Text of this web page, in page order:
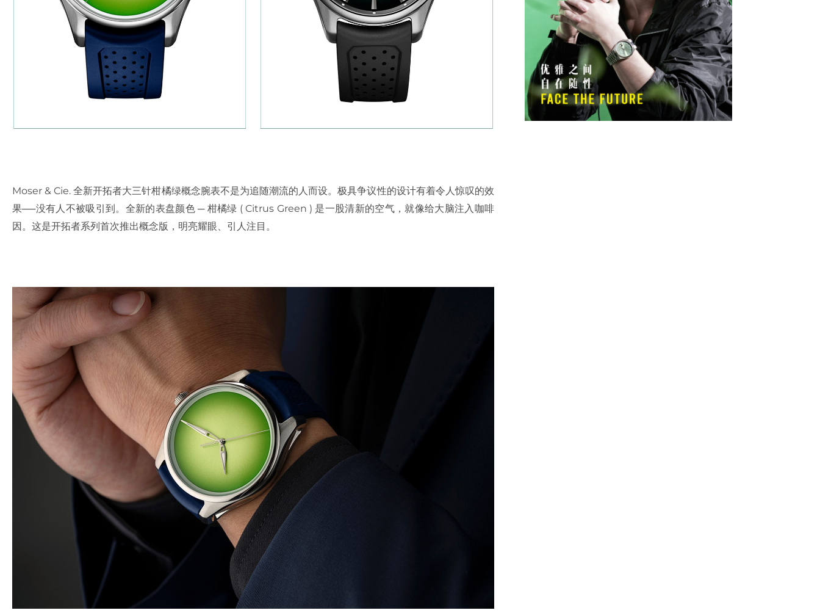
Moser & Cie. 全新开拓者大三针柑橘绿概念腕表不是为追随潮流的人而设。极具争议性的设计有着令人惊叹的效
果──没有人不被吸引到。全新的表盘颜色 ─ 柑橘绿 ( Citrus Green ) 是一股清新的空气，就像给大脑注入咖啡
因。这是开拓者系列首次推出概念版，明亮耀眼、引人注目。